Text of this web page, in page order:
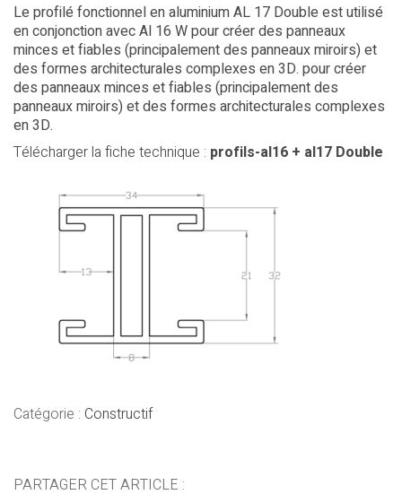
Le profilé fonctionnel en aluminium AL 17 Double est utilisé
en conjonction avec Al 16 W pour créer des panneaux
minces et fiables (principalement des panneaux miroirs) et
des formes architecturales complexes en 3D. pour créer
des panneaux minces et fiables (principalement des
panneaux miroirs) et des formes architecturales complexes
en 3D.
Télécharger la fiche technique : profils-al16 + al17 Double
Catégorie : Constructif
PARTAGER CET ARTICLE :